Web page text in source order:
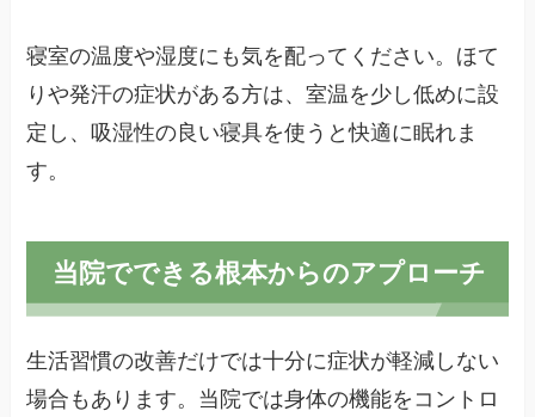
寝室の温度や湿度にも気を配ってください。ほて
りや発汗の症状がある方は、室温を少し低めに設
定し、吸湿性の良い寝具を使うと快適に眠れま
す。
当院でできる根本からのアプローチ
生活習慣の改善だけでは十分に症状が軽減しない
場合もあります。当院では身体の機能をコントロ